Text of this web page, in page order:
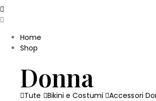
Home
Shop
Donna
Tute Bikini e Costumi Accessori